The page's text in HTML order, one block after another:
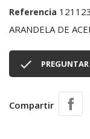
Referencia
ARANDELA DE

Compartir